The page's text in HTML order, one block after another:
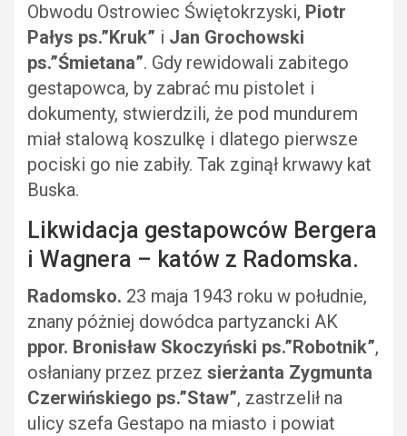
Obwodu Ostrowiec Świętokrzyski, Piotr
Pałys ps.”Kruk” i Jan Grochowski
ps.”Śmietana”. Gdy rewidowali zabitego
gestapowca, by zabrać mu pistolet i
dokumenty, stwierdzili, że pod mundurem
miał stalową koszulkę i dlatego pierwsze
pociski go nie zabiły. Tak zginął krwawy kat
Buska.
Likwidacja gestapowców Bergera
i Wagnera – katów z Radomska.
Radomsko. 23 maja 1943 roku w południe,
znany póżniej dowódca partyzancki AK
ppor. Bronisław Skoczyński ps.”Robotnik”,
osłaniany przez przez sierżanta Zygmunta
Czerwińskiego ps.”Staw”, zastrzelił na
ulicy szefa Gestapo na miasto i powiat